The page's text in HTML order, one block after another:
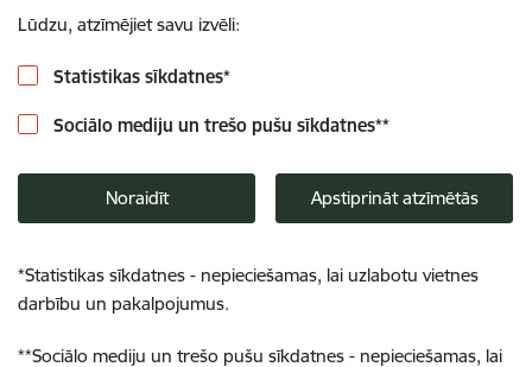
Lūdzu, atzīmējiet savu izvēli:
Statistikas sīkdatnes*
Sociālo mediju un trešo pušu sīkdatnes**
Noraidīt Apstiprināt atzīmētās
*Statistikas sīkdatnes - nepieciešamas, lai uzlabotu vietnes
darbību un pakalpojumus.
**Sociālo mediju un trešo pušu sīkdatnes - nepieciešamas, lai